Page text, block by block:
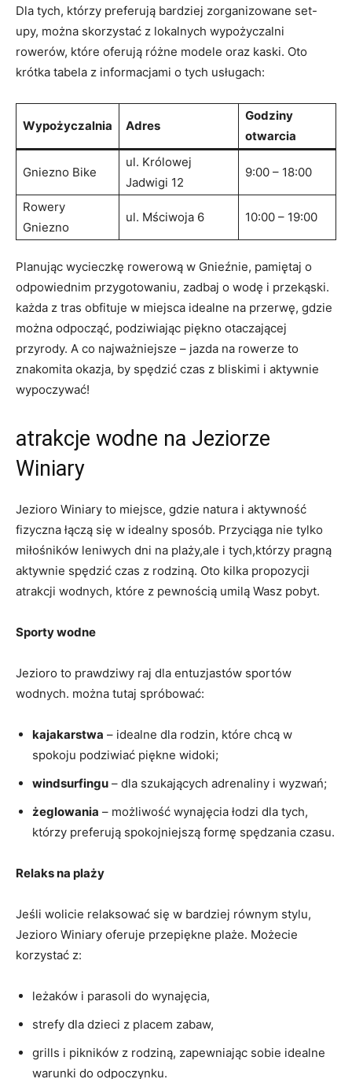
Dla tych, którzy⁢ preferują bardziej zorganizowane⁤ set-
upy, można skorzystać z⁢ lokalnych wypożyczalni
rowerów, które oferują różne modele oraz kaski.⁣ Oto‌
krótka tabela ⁣z informacjami o ⁢tych usługach:
Wypożyczalnia Adres
Godziny
otwarcia
Gniezno Bike
ul. Królowej
Jadwigi 12
9:00 – 18:00
Rowery
Gniezno
ul. Mściwoja​ 6 10:00 – 19:00
Planując wycieczkę‌ rowerową w Gnieźnie, ‌pamiętaj o
odpowiednim przygotowaniu, zadbaj⁤ o wodę i przekąski.
każda z tras obfituje w⁢ miejsca ⁤idealne ‌na przerwę, ‍gdzie
można odpocząć, podziwiając piękno otaczającej⁣
przyrody. ‌A co ‍najważniejsze – jazda na rowerze to
⁤znakomita okazja, ‌by spędzić czas z bliskimi i aktywnie
⁢wypoczywać!
atrakcje wodne na Jeziorze​
Winiary
Jezioro Winiary to miejsce, ‍gdzie natura ‌i aktywność
fizyczna⁤ łączą się ⁤w​ idealny sposób. Przyciąga nie ‌tylko
miłośników leniwych dni na plaży,ale ‌i tych,którzy ​pragną
aktywnie spędzić czas ‍z rodziną. Oto kilka propozycji
⁢atrakcji wodnych, które z pewnością umilą ​Wasz pobyt.
Sporty wodne
Jezioro ‌to prawdziwy raj dla entuzjastów sportów
wodnych. można ⁤tutaj‌ spróbować:
kajakarstwa – idealne dla rodzin,⁣ które chcą ⁢w
spokoju podziwiać piękne ​widoki;
windsurfingu – dla ​szukających⁤ adrenaliny i wyzwań;
żeglowania – możliwość wynajęcia łodzi dla tych,
którzy ‌preferują spokojniejszą formę spędzania czasu.
Relaks​ na ​plaży
Jeśli wolicie relaksować się w bardziej⁢ równym⁤ stylu,
Jezioro Winiary oferuje przepiękne plaże. ⁤Możecie
korzystać z:
leżaków i parasoli do wynajęcia,
strefy ‌dla ⁣dzieci z placem zabaw,
grills ⁣i pikników‍ z rodziną, zapewniając⁤ sobie idealne
warunki do odpoczynku.